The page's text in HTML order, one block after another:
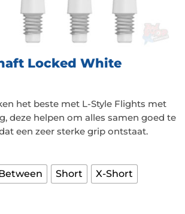
Locked White
het beste met L-Style Flights met
deze helpen om alles samen goed te
een zeer sterke grip ontstaat.
Short X-Short
White aantal